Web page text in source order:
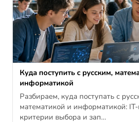
Куда поступить с русским,
информатикой
Разбираем, куда поступать с
математикой и информатикой:
критерии выбора и зап…